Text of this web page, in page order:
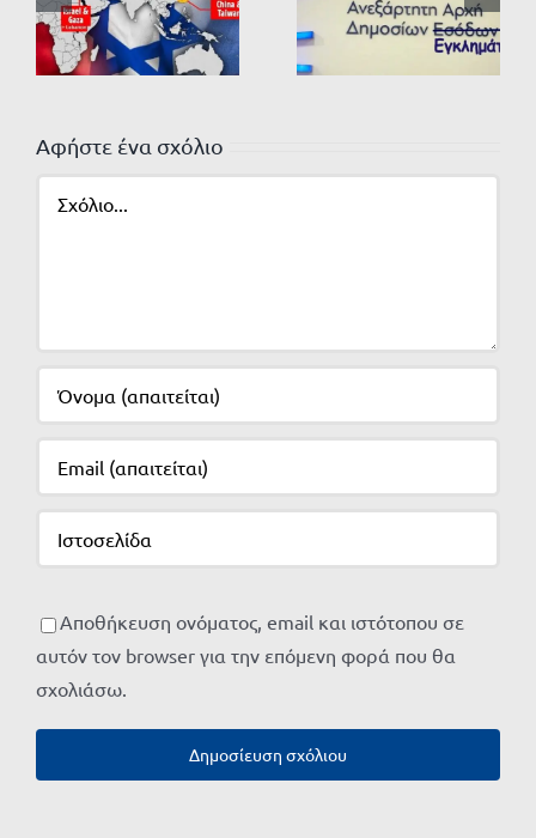
Αφήστε ένα σχόλιο
Αποθήκευση ονόματος, email και ιστότοπου σε
αυτόν τον browser για την επόμενη φορά που θα
σχολιάσω.